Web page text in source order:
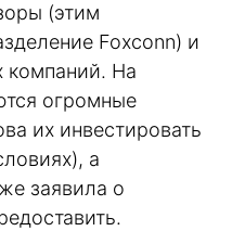
(этим
Foxconn) и
компаний. На
огромные
их инвестировать
а
заявила о